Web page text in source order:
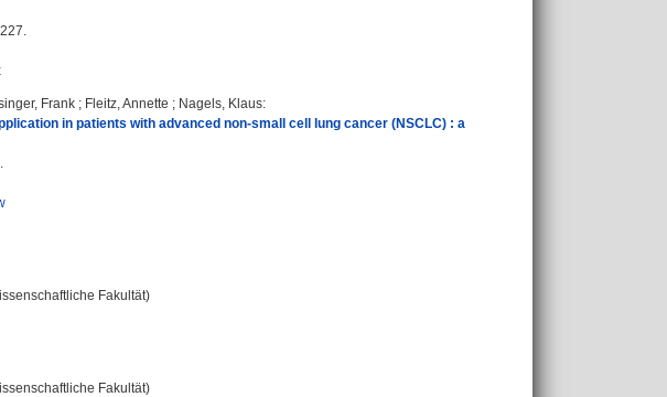
Frank ; Fleitz, Annette ; Nagels, Klaus:
in patients with advanced non‑small cell lung cancer (NSCLC) : a
Fakultät)
Fakultät)